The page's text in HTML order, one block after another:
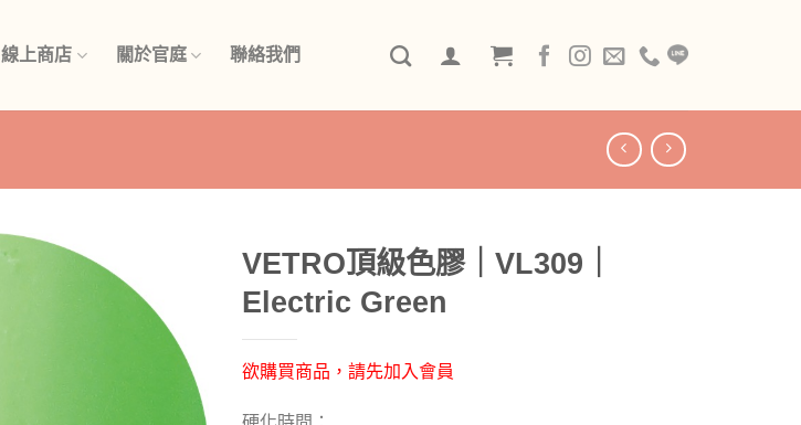
線上商店 關於官庭 聯絡我們
「願
望清
單」
VETRO頂級色膠｜VL309｜
Electric Green
欲購買商品，請先加入會員